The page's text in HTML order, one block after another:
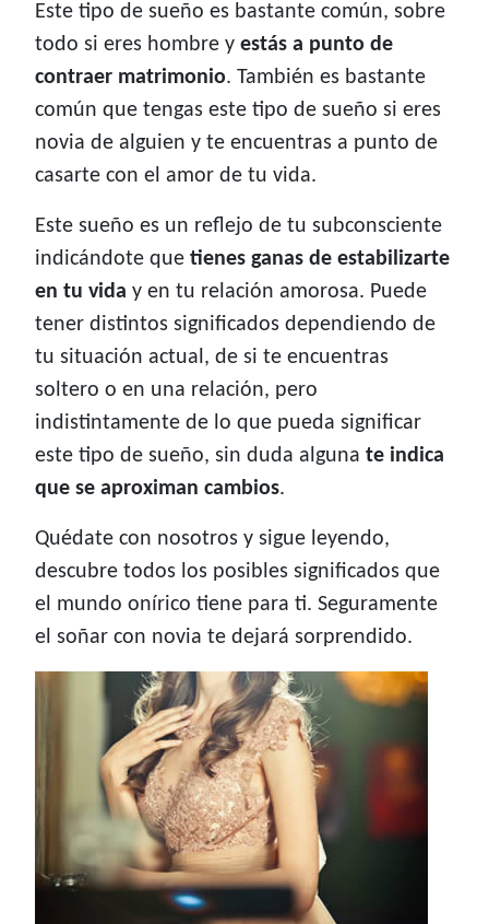
Este tipo de sueño es bastante común, sobre
todo si eres hombre y estás a punto de
contraer matrimonio. También es bastante
común que tengas este tipo de sueño si eres
novia de alguien y te encuentras a punto de
casarte con el amor de tu vida.
Este sueño es un reflejo de tu subconsciente
indicándote que tienes ganas de estabilizarte
en tu vida y en tu relación amorosa. Puede
tener distintos significados dependiendo de
tu situación actual, de si te encuentras
soltero o en una relación, pero
indistintamente de lo que pueda significar
este tipo de sueño, sin duda alguna te indica
que se aproximan cambios.
Quédate con nosotros y sigue leyendo,
descubre todos los posibles significados que
el mundo onírico tiene para ti. Seguramente
el soñar con novia te dejará sorprendido.